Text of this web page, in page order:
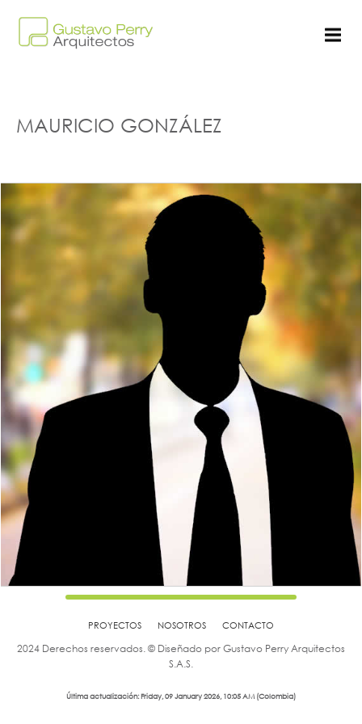
MAURICIO GONZÁLEZ
PROYECTOS NOSOTROS CONTACTO
2024 Derechos reservados. © Diseñado por Gustavo Perry Arquitectos
S.A.S.
Última actualización: Friday, 09 January 2026, 10:05 AM (Colombia)